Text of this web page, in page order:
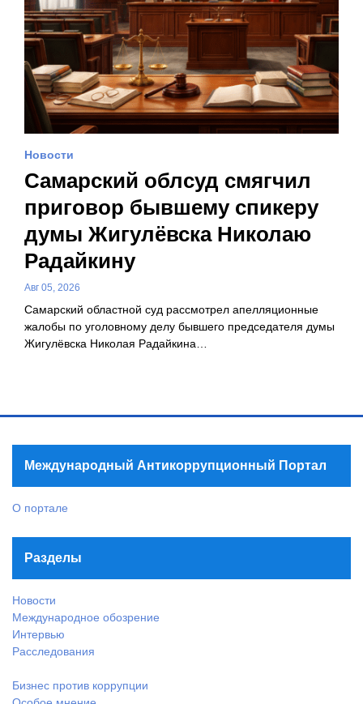
Новости
Самарский облсуд смягчил
приговор бывшему спикеру
думы Жигулёвска Николаю
Радайкину
Авг 05, 2026
Самарский областной суд рассмотрел апелляционные
жалобы по уголовному делу бывшего председателя думы
Жигулёвска Николая Радайкина…
Международный Антикоррупционный Портал
О портале
Разделы
Новости
Международное обозрение
Интервью
Расследования
Бизнес против коррупции